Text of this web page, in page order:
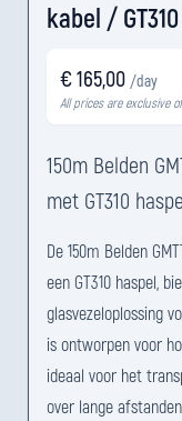
kabel /
€ 165,00 /day
All prices are exclusive of
150m Belden
met GT310
De 150m Belden
een GT310 haspel,
glasvezeloplossing
is ontworpen voor
ideaal voor het
over lange